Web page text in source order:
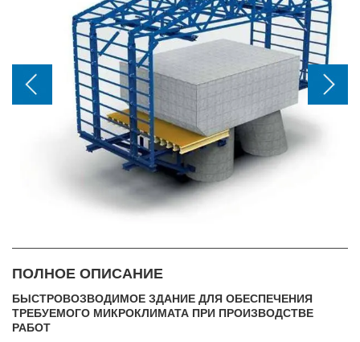
ПОЛНОЕ ОПИСАНИЕ
БЫСТРОВОЗВОДИМОЕ ЗДАНИЕ ДЛЯ ОБЕСПЕЧЕНИЯ
ТРЕБУЕМОГО МИКРОКЛИМАТА ПРИ ПРОИЗВОДСТВЕ
РАБОТ